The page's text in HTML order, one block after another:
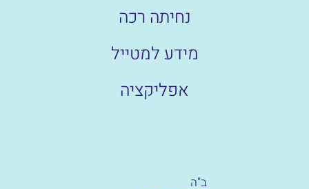
ב"ה
נחיתה רכה
מידע למטייל
אפליקציה